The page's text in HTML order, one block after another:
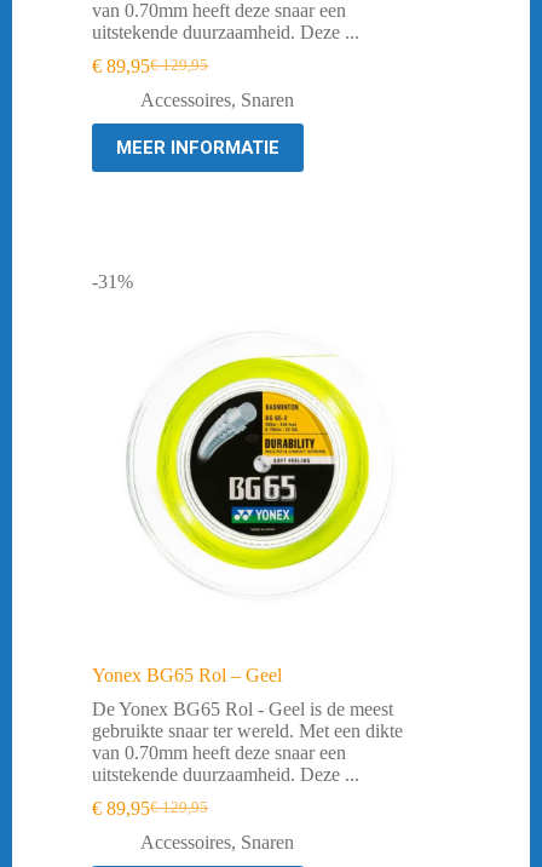
van 0.70mm heeft deze snaar een
uitstekende duurzaamheid. Deze ...
€129,95
Oorspronkelijke
prijs
€ 129,95.
€ 89,95Huidige
prijs
€ 89,95.
Accessoires, Snaren
MEER INFORMATIE
-31%
Yonex BG65 Rol – Geel
De Yonex BG65 Rol - Geel is de meest
gebruikte snaar ter wereld. Met een dikte
van 0.70mm heeft deze snaar een
uitstekende duurzaamheid. Deze ...
€129,95
Oorspronkelijke
prijs
€ 89,95Huidige
prijs
Accessoires, Snaren